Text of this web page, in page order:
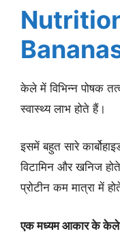
केले में विभिन्न पोषक
स्वास्थ्य लाभ होते हैं।
इसमें बहुत सारे
विटामिन और खनिज
प्रोटीन कम मात्रा में
एक मध्यम आकार के